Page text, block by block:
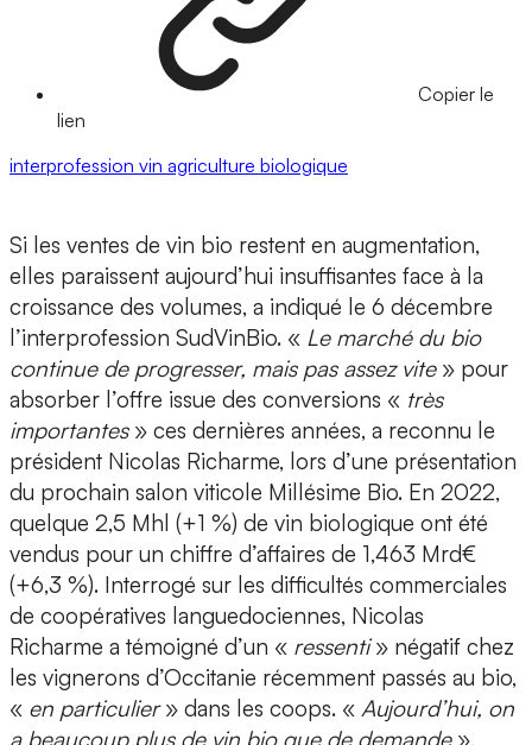
Copier le
lien
interprofession vin agriculture biologique
Si les ventes de vin bio restent en augmentation,
elles paraissent aujourd’hui insuffisantes face à la
croissance des volumes, a indiqué le 6 décembre
l’interprofession SudVinBio. « Le marché du bio
continue de progresser, mais pas assez vite» pour
absorber l’offre issue des conversions « très
importantes» ces dernières années, a reconnu le
président Nicolas Richarme, lors d’une présentation
du prochain salon viticole Millésime Bio. En 2022,
quelque 2,5 Mhl (+1 %) de vin biologique ont été
vendus pour un chiffre d’affaires de 1,463 Mrd€
(+6,3 %). Interrogé sur les difficultés commerciales
de coopératives languedociennes, Nicolas
Richarme a témoigné d’un « ressenti» négatif chez
les vignerons d’Occitanie récemment passés au bio,
« en particulier» dans les coops. « Aujourd’hui, on
a beaucoup plus de vin bio que de demande»,